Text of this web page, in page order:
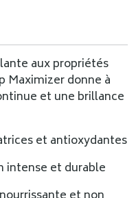
aux propriétés
Maximizer donne à
et une brillance
et antioxydantes
intense et durable